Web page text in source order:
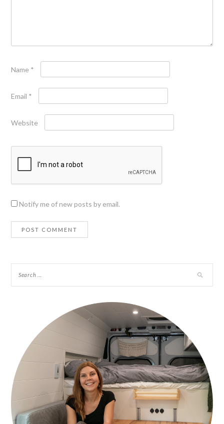
Name *
Email *
Website
Notify me of new posts by email.